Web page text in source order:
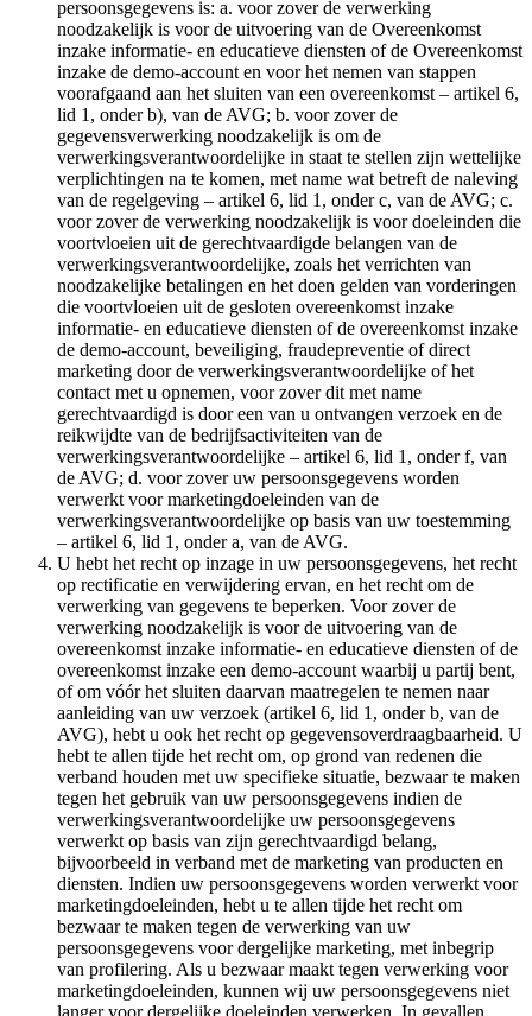
persoonsgegevens is: a. voor zover de verwerking
noodzakelijk is voor de uitvoering van de Overeenkomst
inzake informatie- en educatieve diensten of de Overeenkomst
inzake de demo-account en voor het nemen van stappen
voorafgaand aan het sluiten van een overeenkomst – artikel 6,
lid 1, onder b), van de AVG; b. voor zover de
gegevensverwerking noodzakelijk is om de
verwerkingsverantwoordelijke in staat te stellen zijn wettelijke
verplichtingen na te komen, met name wat betreft de naleving
van de regelgeving – artikel 6, lid 1, onder c, van de AVG; c.
voor zover de verwerking noodzakelijk is voor doeleinden die
voortvloeien uit de gerechtvaardigde belangen van de
verwerkingsverantwoordelijke, zoals het verrichten van
noodzakelijke betalingen en het doen gelden van vorderingen
die voortvloeien uit de gesloten overeenkomst inzake
informatie- en educatieve diensten of de overeenkomst inzake
de demo-account, beveiliging, fraudepreventie of direct
marketing door de verwerkingsverantwoordelijke of het
contact met u opnemen, voor zover dit met name
gerechtvaardigd is door een van u ontvangen verzoek en de
reikwijdte van de bedrijfsactiviteiten van de
verwerkingsverantwoordelijke – artikel 6, lid 1, onder f, van
de AVG; d. voor zover uw persoonsgegevens worden
verwerkt voor marketingdoeleinden van de
verwerkingsverantwoordelijke op basis van uw toestemming
– artikel 6, lid 1, onder a, van de AVG.
U hebt het recht op inzage in uw persoonsgegevens, het recht
op rectificatie en verwijdering ervan, en het recht om de
verwerking van gegevens te beperken. Voor zover de
verwerking noodzakelijk is voor de uitvoering van de
overeenkomst inzake informatie- en educatieve diensten of de
overeenkomst inzake een demo-account waarbij u partij bent,
of om vóór het sluiten daarvan maatregelen te nemen naar
aanleiding van uw verzoek (artikel 6, lid 1, onder b, van de
AVG), hebt u ook het recht op gegevensoverdraagbaarheid. U
hebt te allen tijde het recht om, op grond van redenen die
verband houden met uw specifieke situatie, bezwaar te maken
tegen het gebruik van uw persoonsgegevens indien de
verwerkingsverantwoordelijke uw persoonsgegevens
verwerkt op basis van zijn gerechtvaardigd belang,
bijvoorbeeld in verband met de marketing van producten en
diensten. Indien uw persoonsgegevens worden verwerkt voor
marketingdoeleinden, hebt u te allen tijde het recht om
bezwaar te maken tegen de verwerking van uw
persoonsgegevens voor dergelijke marketing, met inbegrip
van profilering. Als u bezwaar maakt tegen verwerking voor
marketingdoeleinden, kunnen wij uw persoonsgegevens niet
langer voor dergelijke doeleinden verwerken. In gevallen